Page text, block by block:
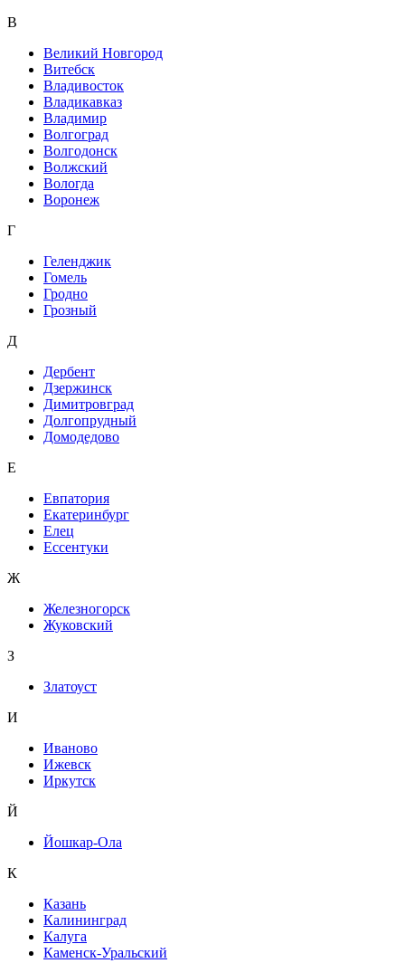
В
Великий Новгород
Витебск
Владивосток
Владикавказ
Владимир
Волгоград
Волгодонск
Волжский
Вологда
Воронеж
Г
Геленджик
Гомель
Гродно
Грозный
Д
Дербент
Дзержинск
Димитровград
Долгопрудный
Домодедово
Е
Евпатория
Екатеринбург
Елец
Ессентуки
Ж
Железногорск
Жуковский
З
Златоуст
И
Иваново
Ижевск
Иркутск
Й
Йошкар-Ола
К
Казань
Калининград
Калуга
Каменск-Уральский